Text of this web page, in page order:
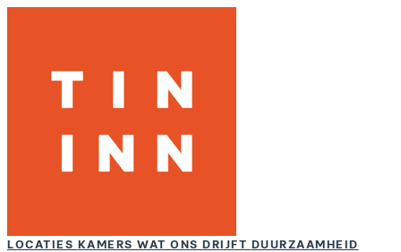
LOCATIES KAMERS WAT ONS DRIJFT DUURZAAMHEID